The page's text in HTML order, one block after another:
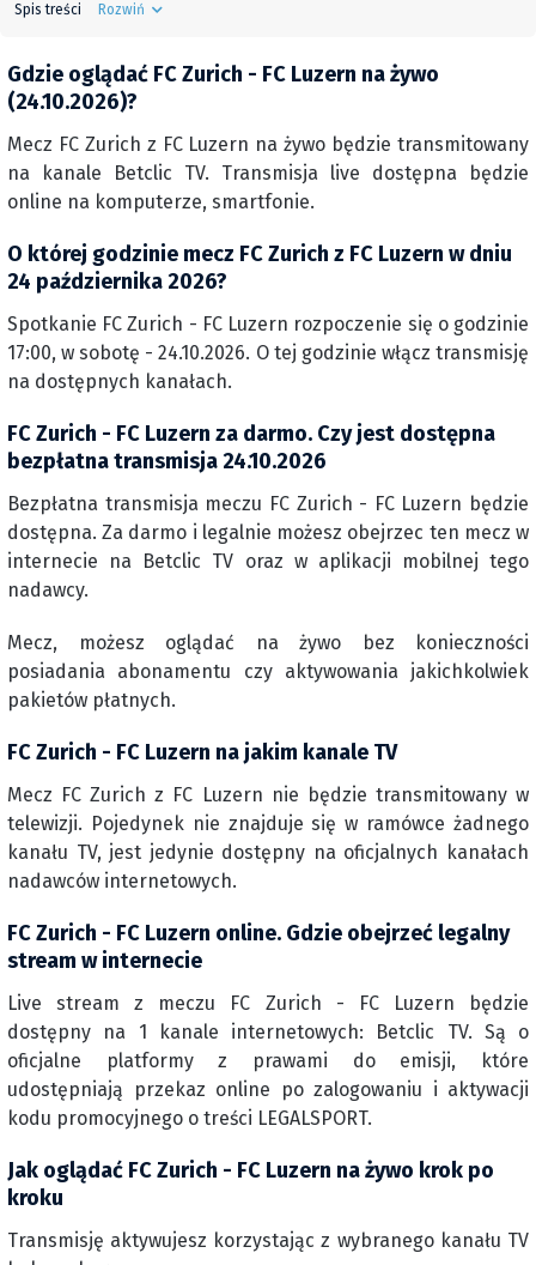
Spis treści Rozwiń
Gdzie oglądać FC Zurich - FC Luzern na żywo
(24.10.2026)?
Mecz FC Zurich z FC Luzern na żywo będzie transmitowany
na kanale Betclic TV. Transmisja live dostępna będzie
online na komputerze, smartfonie.
O której godzinie mecz FC Zurich z FC Luzern w dniu
24 października 2026?
Spotkanie FC Zurich - FC Luzern rozpoczenie się o godzinie
17:00, w sobotę - 24.10.2026. O tej godzinie włącz transmisję
na dostępnych kanałach.
FC Zurich - FC Luzern za darmo. Czy jest dostępna
bezpłatna transmisja 24.10.2026
Bezpłatna transmisja meczu FC Zurich - FC Luzern będzie
dostępna. Za darmo i legalnie możesz obejrzec ten mecz w
internecie na Betclic TV oraz w aplikacji mobilnej tego
nadawcy.
Mecz, możesz oglądać na żywo bez konieczności
posiadania abonamentu czy aktywowania jakichkolwiek
pakietów płatnych.
FC Zurich - FC Luzern na jakim kanale TV
Mecz FC Zurich z FC Luzern nie będzie transmitowany w
telewizji. Pojedynek nie znajduje się w ramówce żadnego
kanału TV, jest jedynie dostępny na oficjalnych kanałach
nadawców internetowych.
FC Zurich - FC Luzern online. Gdzie obejrzeć legalny
stream w internecie
Live stream z meczu FC Zurich - FC Luzern będzie
dostępny na 1 kanale internetowych: Betclic TV. Są o
oficjalne platformy z prawami do emisji, które
udostępniają przekaz online po zalogowaniu i aktywacji
kodu promocyjnego o treści LEGALSPORT.
Jak oglądać FC Zurich - FC Luzern na żywo krok po
kroku
Transmisję aktywujesz korzystając z wybranego kanału TV